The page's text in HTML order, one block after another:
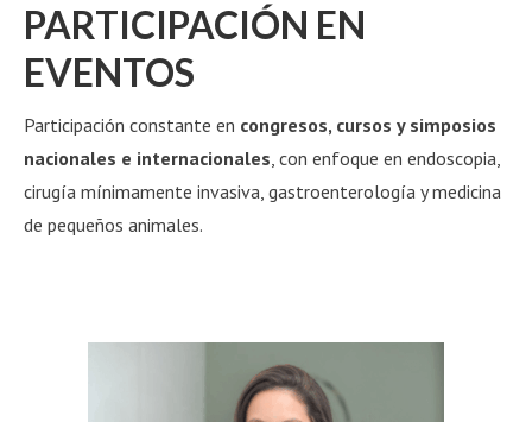
PARTICIPACIÓN EN
EVENTOS
Participación constante en congresos, cursos y simposios
nacionales e internacionales, con enfoque en endoscopia,
cirugía mínimamente invasiva, gastroenterología y medicina
de pequeños animales.